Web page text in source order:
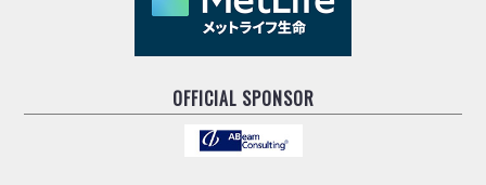
OFFICIAL SPONSOR